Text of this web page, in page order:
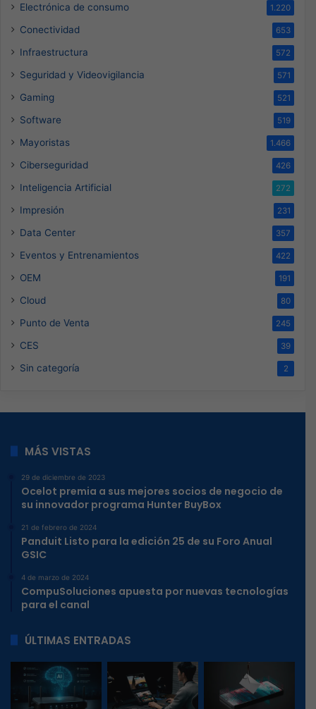
Electrónica de consumo 1.220
Conectividad 653
Infraestructura 572
Seguridad y Videovigilancia 571
Gaming 521
Software 519
Mayoristas 1.466
Ciberseguridad 426
Inteligencia Artificial 272
Impresión 231
Data Center 357
Eventos y Entrenamientos 422
OEM 191
Cloud 80
Punto de Venta 245
CES 39
Sin categoría 2
MÁS VISTAS
29 de diciembre de 2023
Ocelot premia a sus mejores socios de negocio de
su innovador programa Hunter BuyBox
21 de febrero de 2024
Panduit Listo para la edición 25 de su Foro Anual
GSIC
4 de marzo de 2024
CompuSoluciones apuesta por nuevas tecnologías
para el canal
ÚLTIMAS ENTRADAS